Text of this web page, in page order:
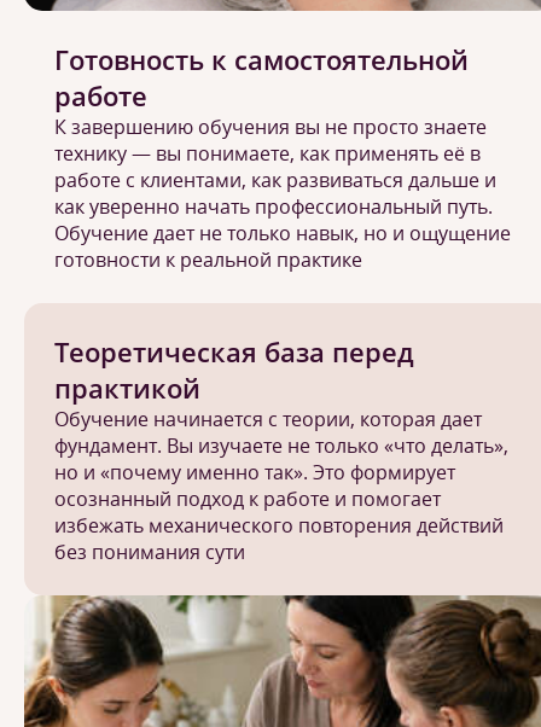
Теоретическая база перед
практикой
Обучение начинается с теории, которая дает
фундамент. Вы изучаете не только «что делать»,
но и «почему именно так». Это формирует
осознанный подход к работе и помогает
избежать механического повторения действий
без понимания сути
Готовность к самостоятельной
работе
К завершению обучения вы не просто знаете
технику — вы понимаете, как применять её в
работе с клиентами, как развиваться дальше и
как уверенно начать профессиональный путь.
Обучение дает не только навык, но и ощущение
готовности к реальной практике